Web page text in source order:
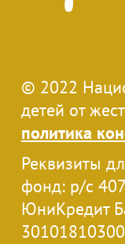
© 2022
детей от
политика
Реквизиты
фонд: р/с
ЮниКредит